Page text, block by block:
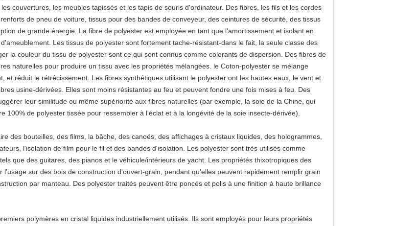
couvertures, les meubles tapissés et les tapis de souris d'ordinateur. Des fibres, les fils et les cordes
de pneu de voiture, tissus pour des bandes de conveyeur, des ceintures de sécurité, des tissus
de grande énergie. La fibre de polyester est employée en tant que l'amortissement et isolant en
Les tissus de polyester sont fortement tache-résistant-dans le fait, la seule classe des
la couleur du tissu de polyester sont ce qui sont connus comme colorants de dispersion. Des fibres de
naturelles pour produire un tissu avec les propriétés mélangées. le Coton-polyester se mélange
et réduit le rétrécissement. Les fibres synthétiques utilisant le polyester ont les hautes eaux, le vent et
usine-dérivées. Elles sont moins résistantes au feu et peuvent fondre une fois mises à feu. Des
leur similitude ou même supériorité aux fibres naturelles (par exemple, la soie de la Chine, qui
100% de polyester tissée pour ressembler à l'éclat et à la longévité de la soie insecte-dérivée).
des bouteilles, des films, la bâche, des canoës, des affichages à cristaux liquides, des hologrammes,
l'isolation de film pour le fil et des bandes d'isolation. Les polyester sont très utilisés comme
que des guitares, des pianos et le véhicule/intérieurs de yacht. Les propriétés thixotropiques des
l'usage sur des bois de construction d'ouvert-grain, pendant qu'elles peuvent rapidement remplir grain
par manteau. Des polyester traités peuvent être poncés et polis à une finition à haute brillance
polymères en cristal liquides industriellement utilisés. Ils sont employés pour leurs propriétés